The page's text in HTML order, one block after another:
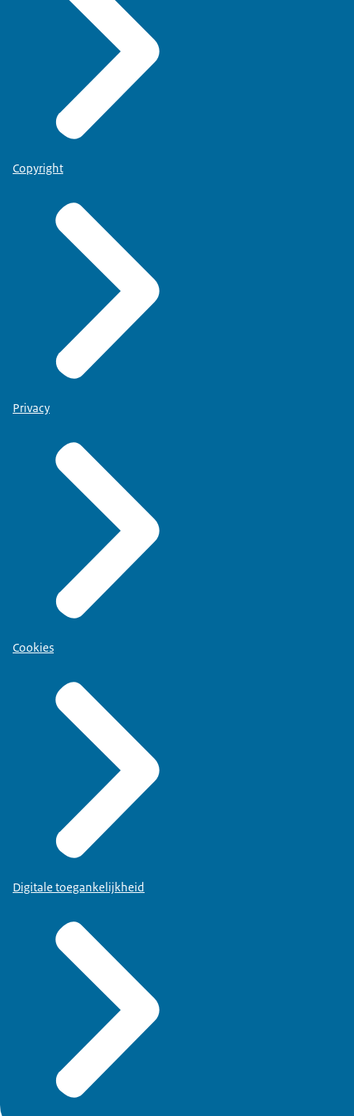
Copyright
Privacy
Cookies
Digitale toegankelijkheid